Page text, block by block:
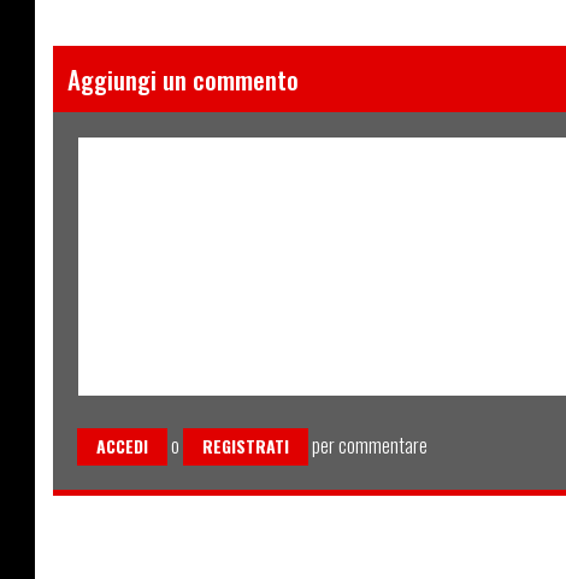
Aggiungi un commento
ACCEDI o REGISTRATI per commentare